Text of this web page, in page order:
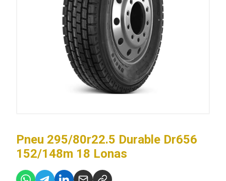
Pneu 295/80r22.5 Durable Dr656
152/148m 18 Lonas